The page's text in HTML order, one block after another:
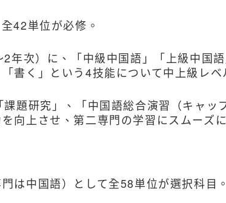
42単位が必修。
年次）に、「中級中国語」「上級中国
「書く」という4技能について中上級レ
題研究」、「中国語総合演習（キャッ
向上させ、第二専門の学習にスムーズ
は中国語）として全58単位が選択科目。